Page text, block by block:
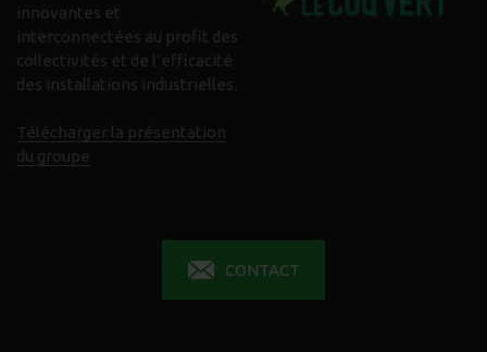
innovantes et
interconnectées au profit des
collectivités et de l’efficacité
des installations industrielles.
Télécharger la présentation
du groupe
CONTACT